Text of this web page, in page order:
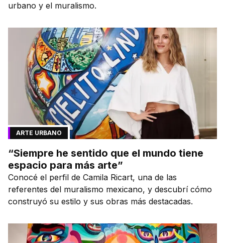
urbano y el muralismo.
ARTE URBANO
“Siempre he sentido que el mundo tiene
espacio para más arte”
Conocé el perfil de Camila Ricart, una de las
referentes del muralismo mexicano, y descubrí cómo
construyó su estilo y sus obras más destacadas.